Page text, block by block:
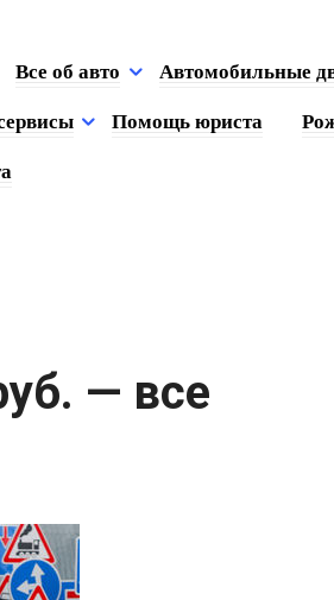
Все об авто Автомобильные
Помощь юриста
— все